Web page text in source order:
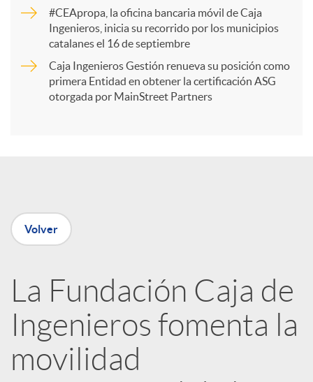
r
t
n
R
e
#CEApropa, la oficina bancaria móvil de Caja
Ingenieros, inicia su recorrido por los municipios
catalanes el 16 de septiembre
Caja Ingenieros Gestión renueva su posición como
primera Entidad en obtener la certificación ASG
otorgada por MainStreet Partners
Volver
La Fundación Caja de
Ingenieros fomenta la
movilidad